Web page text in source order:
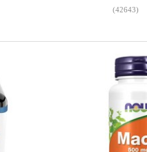
(42643)